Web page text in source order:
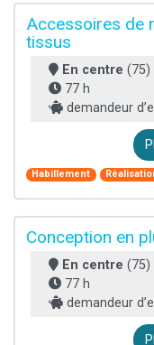
Accessoires de
tissus
En centre (75)
77 h
demandeur
Habillement
Conception en
En centre (75)
77 h
demandeur